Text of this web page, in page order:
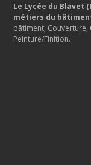
Le Lycée du Blavet
métiers du bâtiment
bâtiment, Couverture,
Peinture/Finition.